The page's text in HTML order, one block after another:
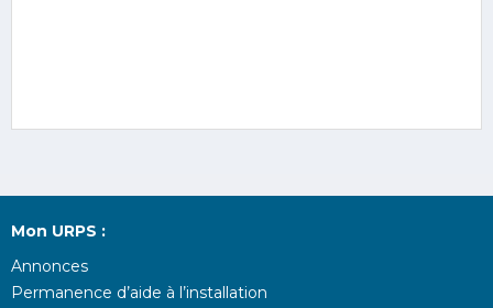
Mon URPS :
Annonces
Permanence d’aide à l’installation